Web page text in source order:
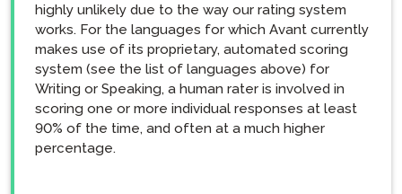
highly unlikely due to the way our rating system
works. For the languages for which Avant currently
makes use of its proprietary, automated scoring
system (see the list of languages above) for
Writing or Speaking, a human rater is involved in
scoring one or more individual responses at least
90% of the time, and often at a much higher
percentage.